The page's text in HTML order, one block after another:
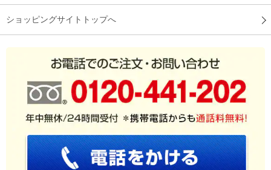
ショッピングサイトトップへ